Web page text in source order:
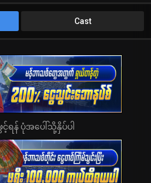
Cast
ရန် ပုံအပေါ်သို့နှိပ်ပါ